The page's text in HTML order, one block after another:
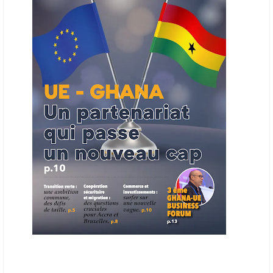
la chaîne de valeur énergétique et de publier des appels d’offres
ouverts en priorité aux sociétés du continent. Le projet est en phase
finale de développement et devrait aboutir, d’ici fin 2026 ou début
2027, à un bulletin africain des appels d’offres dans le secteur de
l’énergie.
06/06/26 AFRICA FINANCE CORPORATION
Cette semaine, Africa Finance Corporation (AFC) a annoncé avoir
bouclé un prêt syndiqué de 2 milliards de dollars, la plus importante
levée de son histoire. Initialement calibrée à 1,6 milliard, l'opération a
été relevée de 400 millions face à l'afflux des souscriptions de
banques internationales. Plus du tiers des fonds proviennent
d'institutions financières asiatiques, à parts égales avec l'Europe.
L'Asie-Pacifique et l'Europe pèsent chacune 35 % du tour de table,
devant le Moyen-Orient (25 %) et l'Afrique (5 %), selon le communiqué
de l'institution panafricaine, qui compte 48 pays membres.
ECHANGES AFRIQUE - UE